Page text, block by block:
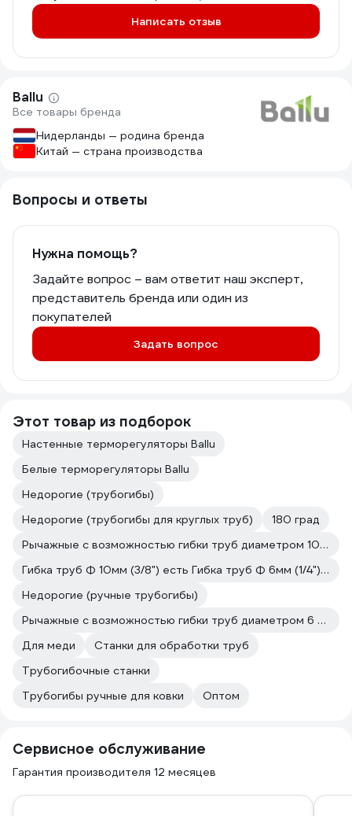
Написать отзыв
Ballu
Все товары бренда
Нидерланды — родина бренда
Китай — страна производства
Вопросы и ответы
Нужна помощь?
Задайте вопрос – вам ответит наш эксперт,
представитель бренда или один из
покупателей
Задать вопрос
Этот товар из подборок
Настенные терморегуляторы Ballu
Белые терморегуляторы Ballu
Недорогие (трубогибы)
Недорогие (трубогибы для круглых труб)
180 град
Рычажные с возможностью гибки труб диаметром 10 мм (3/8?)
Гибка труб Ф 10мм (3/8") есть Гибка труб Ф 6мм (1/4") есть
Недорогие (ручные трубогибы)
Рычажные с возможностью гибки труб диаметром 6 мм (1/4?)
Для меди
Станки для обработки труб
Трубогибочные станки
Трубогибы ручные для ковки
Оптом
Сервисное обслуживание
Гарантия производителя 12 месяцев